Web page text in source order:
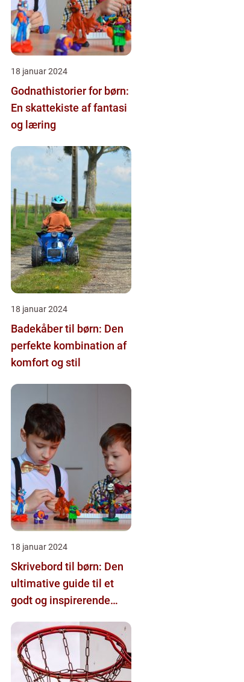
18 januar 2024
Godnathistorier for børn:
En skattekiste af fantasi
og læring
18 januar 2024
Badekåber til børn: Den
perfekte kombination af
komfort og stil
18 januar 2024
Skrivebord til børn: Den
ultimative guide til et
godt og inspirerende